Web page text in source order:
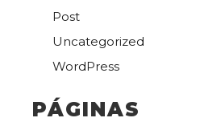
Post
Uncategorized
WordPress
PÁGINAS